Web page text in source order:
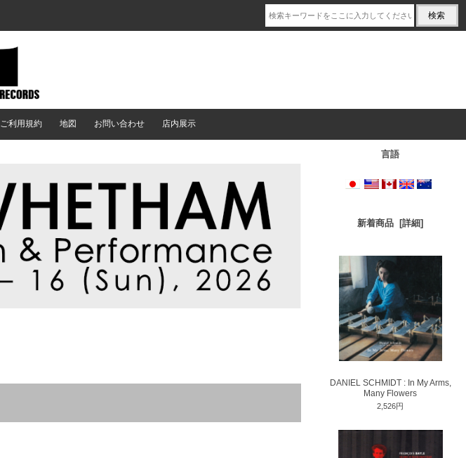
ご利用規約 地図 お問い合わせ 店内展示
言語
新着商品 [詳細]
DANIEL SCHMIDT : In My Arms,
Many Flowers
2,526円